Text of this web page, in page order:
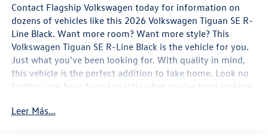
Contact Flagship Volkswagen today for information on
dozens of vehicles like this 2026 Volkswagen Tiguan SE R-
Line Black. Want more room? Want more style? This
Volkswagen Tiguan SE R-Line Black is the vehicle for you.
Just what you've been looking for. With quality in mind,
this vehicle is the perfect addition to take home. Look no
further, you have found exactly what you've been looking
you with everything you have always wanted in a car --
Leer Más...